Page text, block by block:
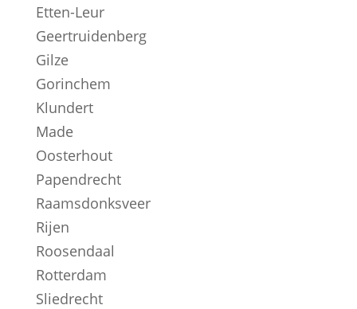
Etten-Leur
Geertruidenberg
Gilze
Gorinchem
Klundert
Made
Oosterhout
Papendrecht
Raamsdonksveer
Rijen
Roosendaal
Rotterdam
Sliedrecht